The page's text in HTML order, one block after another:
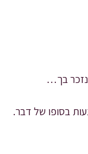
בך…
בסופו של דבר.